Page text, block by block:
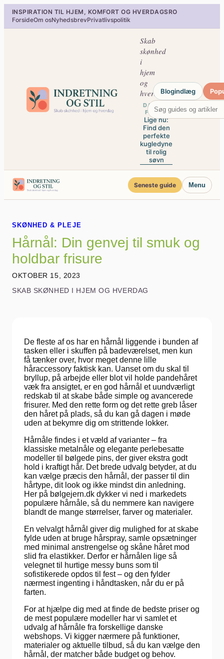
Spring
INSPIRATION TIL HJEM, KOMFORT OG HVERDAGSRO
ForsideOm osNyhedsbrevPrivatlivspolitik
Skab
skønhed
i
hjem
og
hverdag
DAGENS
FOKUS
Lige nu:
Find den
perfekte
kugledyne
til rolig
søvn
Blogindlæg
Seneste guide Menu
SKØNHED & PLEJE
Hårnål: Din genvej til smuk og
holdbar frisure
OKTOBER 15, 2023
SKAB SKØNHED I HJEM OG HVERDAG
De fleste af os har en hårnål liggende i bunden af
tasken eller i skuffen på badeværelset, men kun
få tænker over, hvor meget denne lille
håraccessory faktisk kan. Uanset om du skal til
bryllup, på arbejde eller blot vil holde pandehåret
væk fra ansigtet, er en god hårnål et uundværligt
redskab til at skabe både simple og avancerede
frisurer. Med den rette form og det rette greb låser
den håret på plads, så du kan gå dagen i møde
uden at bekymre dig om strittende lokker.
Hårnåle findes i et væld af varianter – fra
klassiske metalnåle og elegante perlebesatte
modeller til bølgede pins, der giver ekstra godt
hold i kraftigt hår. Det brede udvalg betyder, at du
kan vælge præcis den hårnål, der passer til din
hårtype, dit look og ikke mindst din anledning.
Her på bølgejern.dk dykker vi ned i markedets
populære hårnåle, så du nemmere kan navigere
blandt de mange størrelser, farver og materialer.
En velvalgt hårnål giver dig mulighed for at skabe
fylde uden at bruge hårspray, samle opsætninger
med minimal anstrengelse og skåne håret mod
slid fra elastikker. Derfor er hårnålen lige så
velegnet til hurtige messy buns som til
sofistikerede opdos til fest – og den fylder
nærmest ingenting i håndtasken, når du er på
farten.
For at hjælpe dig med at finde de bedste priser og
de mest populære modeller har vi samlet et
udvalg af hårnåle fra forskellige danske
webshops. Vi kigger nærmere på funktioner,
materialer og aktuelle tilbud, så du kan vælge den
hårnål, der matcher både budget og behov.